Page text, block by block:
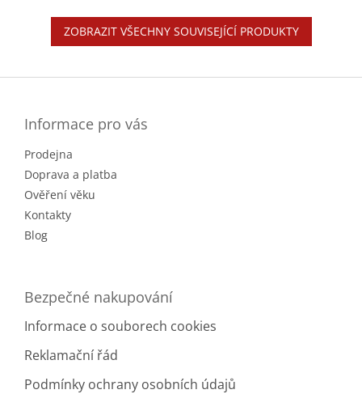
ZOBRAZIT VŠECHNY SOUVISEJÍCÍ PRODUKTY
Informace pro vás
Prodejna
Doprava a platba
Ověření věku
Kontakty
Blog
Bezpečné nakupování
Informace o souborech cookies
Reklamační řád
Podmínky ochrany osobních údajů